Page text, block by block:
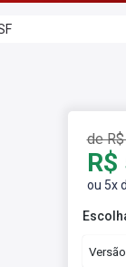
de
R$
ou 5x